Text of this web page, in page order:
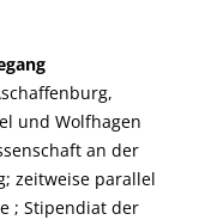
und Wolfhagen
an der
zeitweise parallel
; Stipendiat der